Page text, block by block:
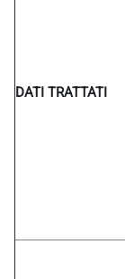
DATI TRATTATI